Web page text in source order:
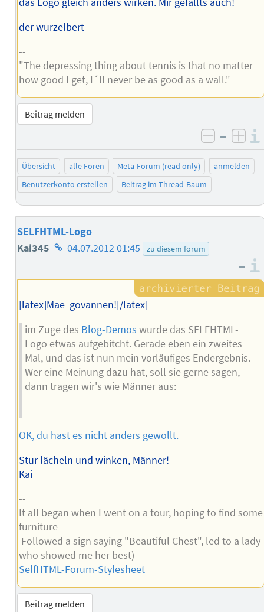
der wurzelbert
--
"The depressing thing about tennis is that no matter
how good I get, I´ll never be as good as a wall."
Beitrag melden
negativ
–
Übersicht alle Foren Meta-Forum (read only)
anmelden
Benutzerkonto erstellen
Beitrag im Thread-Baum
SELFHTML-Logo
Kai345 Homepage
Autors
04.07.2012 01:45 zu diesem forum
–
[latex]Mae govannen![/latex]
im Zuge des Blog-Demos wurde das SELFHTML-
Logo etwas aufgebitcht. Gerade eben ein zweites
Mal, und das ist nun mein vorläufiges Endergebnis.
Wer eine Meinung dazu hat, soll sie gerne sagen,
dann tragen wir's wie Männer aus:
OK, du hast es nicht anders gewollt.
Stur lächeln und winken, Männer!
Kai
--
It all began when I went on a tour, hoping to find some
furniture
Followed a sign saying "Beautiful Chest", led to a lady
who showed me her best)
SelfHTML-Forum-Stylesheet
Beitrag melden